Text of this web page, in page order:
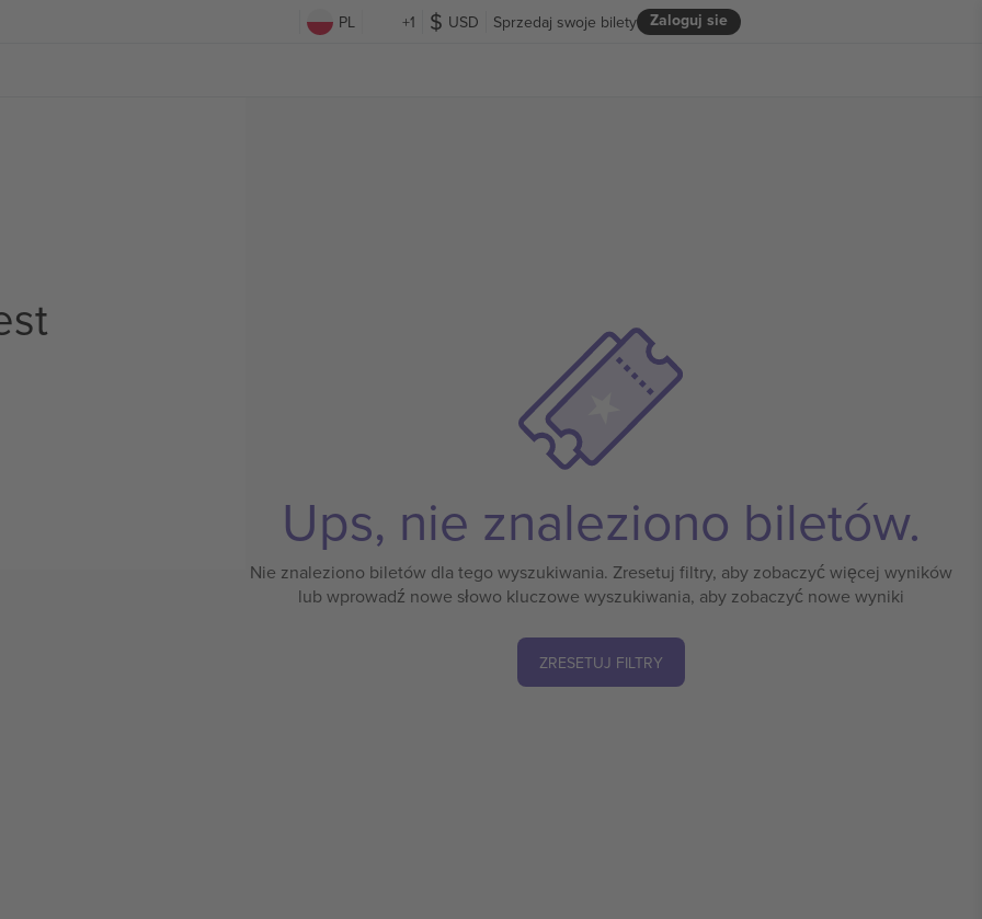
PL +1 USD Zaloguj sie
Sprzedaj swoje bilety
Ups, nie znaleziono biletów.
Nie znaleziono biletów dla tego wyszukiwania. Zresetuj filtry, aby zobaczyć więcej wyników
lub wprowadź nowe słowo kluczowe wyszukiwania, aby zobaczyć nowe wyniki
ZRESETUJ FILTRY